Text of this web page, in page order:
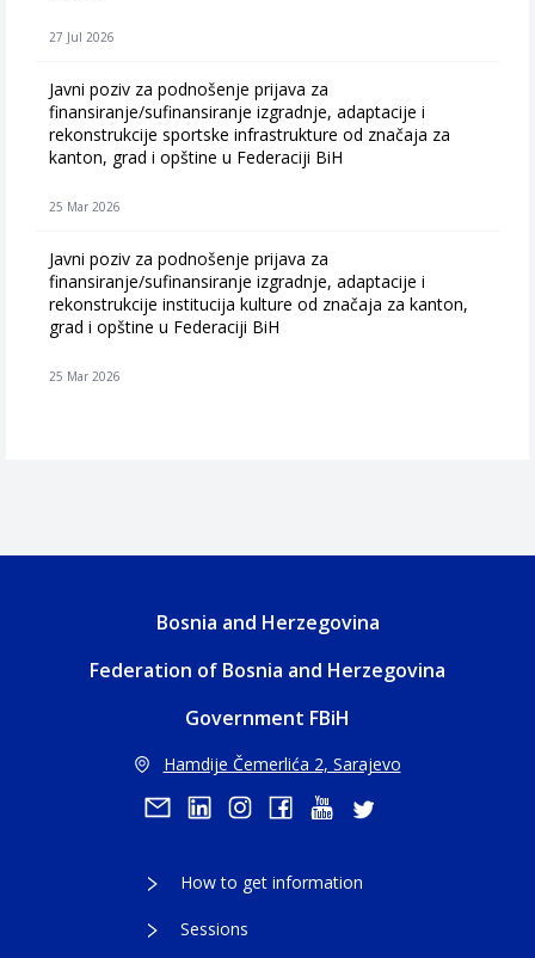
27 Jul 2026
Javni poziv za podnošenje prijava za
finansiranje/sufinansiranje izgradnje, adaptacije i
rekonstrukcije sportske infrastrukture od značaja za
kanton, grad i opštine u Federaciji BiH
25 Mar 2026
Javni poziv za podnošenje prijava za
finansiranje/sufinansiranje izgradnje, adaptacije i
rekonstrukcije institucija kulture od značaja za kanton,
grad i opštine u Federaciji BiH
25 Mar 2026
Bosnia and Herzegovina
Federation of Bosnia and Herzegovina
Government FBiH
Hamdije Čemerlića 2, Sarajevo
How to get information
Sessions